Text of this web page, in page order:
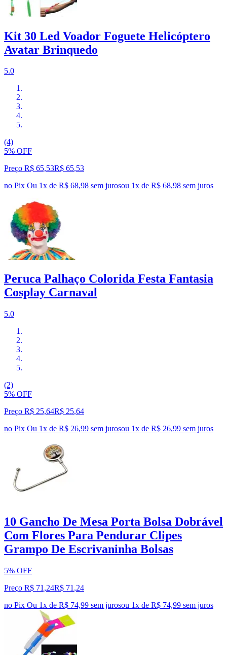
Kit 30 Led Voador Foguete Helicóptero
Avatar Brinquedo
5.0
(4)
5% OFF
Preço R$ 65,53R$ 65,53
no Pix Ou 1x de R$ 68,98 sem jurosou 1x de R$ 68,98 sem juros
Peruca Palhaço Colorida Festa Fantasia
Cosplay Carnaval
5.0
(2)
5% OFF
Preço R$ 25,64R$ 25,64
no Pix Ou 1x de R$ 26,99 sem jurosou 1x de R$ 26,99 sem juros
10 Gancho De Mesa Porta Bolsa Dobrável
Com Flores Para Pendurar Clipes
Grampo De Escrivaninha Bolsas
5% OFF
Preço R$ 71,24R$ 71 ,24
no Pix Ou 1x de R$ 74,99 sem jurosou 1x de R$ 74,99 sem juros